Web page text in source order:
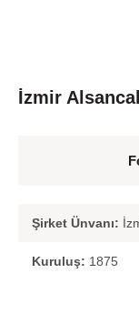
İzmir
Şirket Ünvanı:
Kuruluş: 1875